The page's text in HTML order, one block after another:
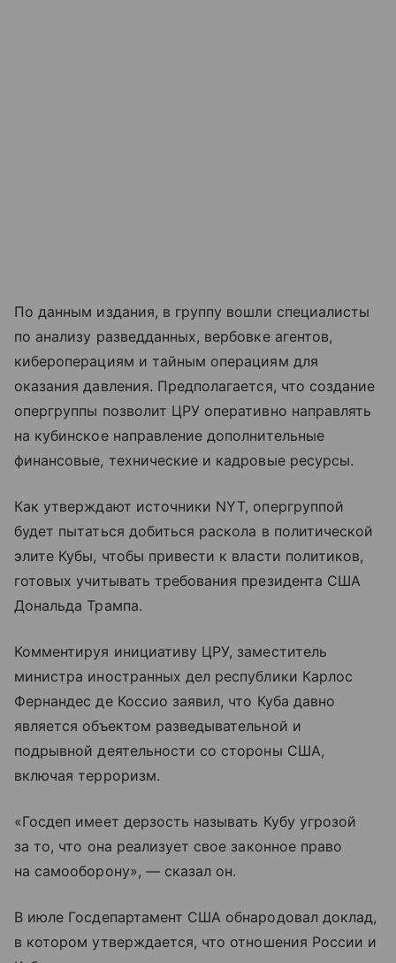
По данным издания, в группу вошли специалисты
по анализу разведданных, вербовке агентов,
кибероперациям и тайным операциям для
оказания давления. Предполагается, что создание
опергруппы позволит ЦРУ оперативно направлять
на кубинское направление дополнительные
финансовые, технические и кадровые ресурсы.
Как утверждают источники NYT, опергруппой
будет пытаться добиться раскола в политической
элите Кубы, чтобы привести к власти политиков,
готовых учитывать требования президента США
Дональда Трампа.
Комментируя инициативу ЦРУ, заместитель
министра иностранных дел республики Карлос
Фернандес де Коссио заявил, что Куба давно
является объектом разведывательной и
подрывной деятельности со стороны США,
включая терроризм.
«Госдеп имеет дерзость называть Кубу угрозой
за то, что она реализует свое законное право
на самооборону», — сказал он.
В июле Госдепартамент США обнародовал доклад,
в котором утверждается, что отношения России и